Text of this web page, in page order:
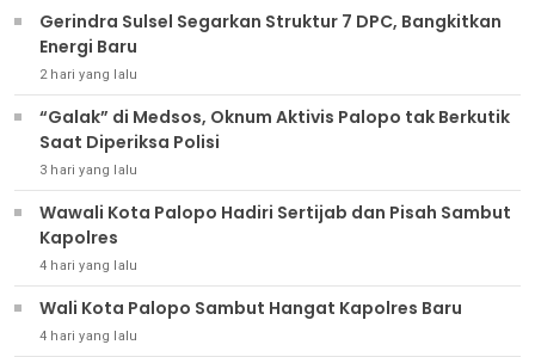
Gerindra Sulsel Segarkan Struktur 7 DPC, Bangkitkan
Energi Baru
2 hari yang lalu
“Galak” di Medsos, Oknum Aktivis Palopo tak Berkutik
Saat Diperiksa Polisi
3 hari yang lalu
Wawali Kota Palopo Hadiri Sertijab dan Pisah Sambut
Kapolres
4 hari yang lalu
Wali Kota Palopo Sambut Hangat Kapolres Baru
4 hari yang lalu